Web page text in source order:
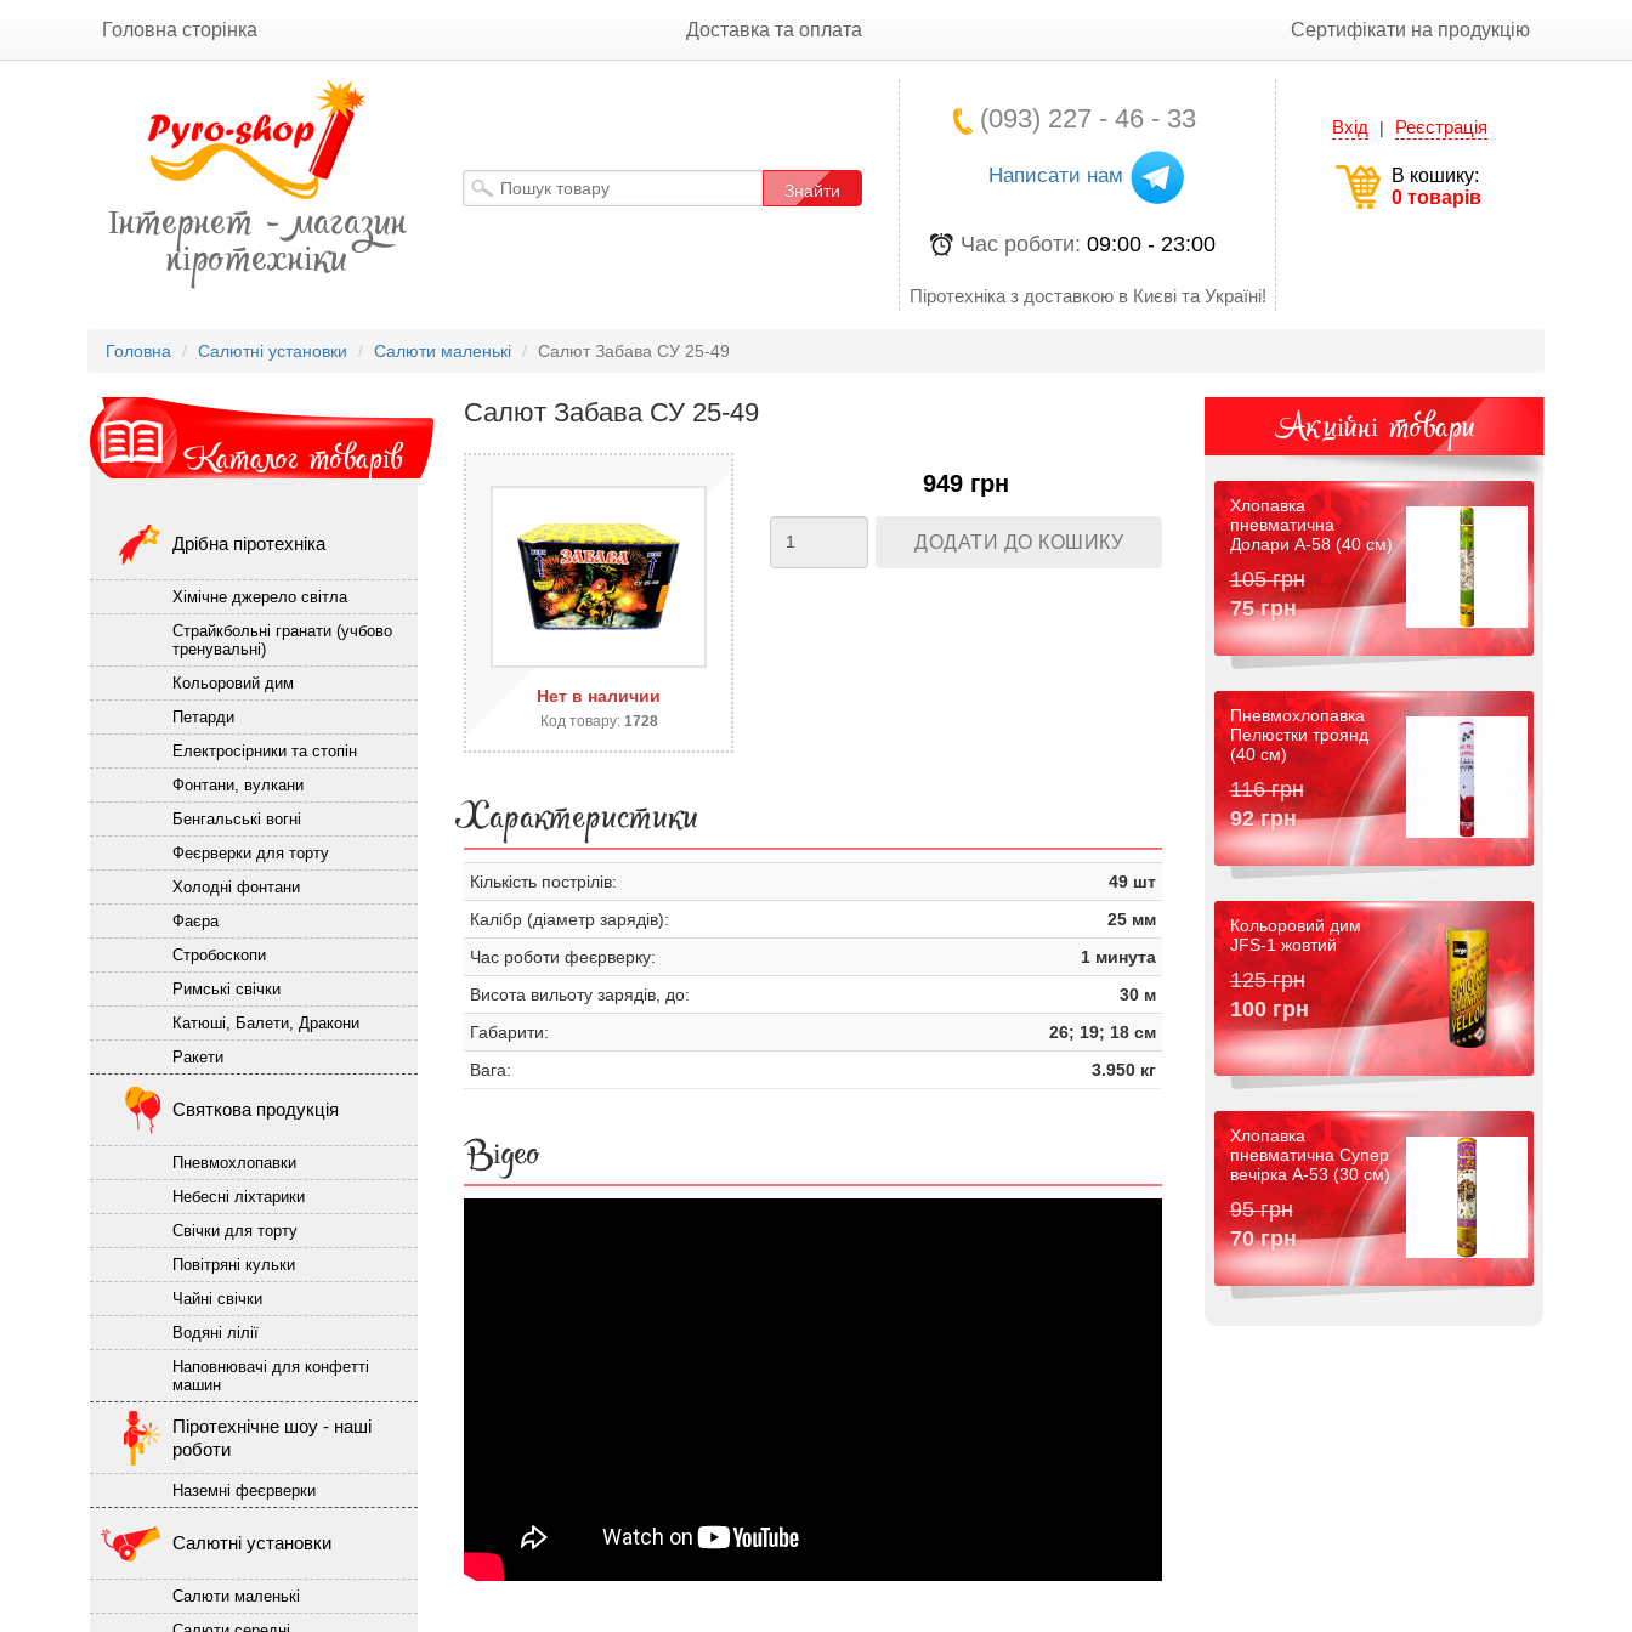
Головна сторінка Доставка та оплата Сертифікати на продукцію
Інтернет - магазин
піротехніки
Знайти
(093) 227 - 46 - 33
Написати нам
Час роботи: 09:00 - 23:00
Піротехніка з доставкою в Києві та Україні!
Вхід | Реєстрація
В кошику:
0 товарів
Головна Салютні установки Салюти маленькі Салют Забава СУ 25-49
Каталог товарів
Дрібна піротехніка
Хімічне джерело світла
Страйкбольні гранати (учбово
тренувальні)
Кольоровий дим
Петарди
Електросірники та стопін
Фонтани, вулкани
Бенгальські вогні
Феєрверки для торту
Холодні фонтани
Фаєра
Стробоскопи
Римські свічки
Катюші, Балети, Дракони
Ракети
Святкова продукція
Пневмохлопавки
Небесні ліхтарики
Свічки для торту
Повітряні кульки
Чайні свічки
Водяні лілії
Наповнювачі для конфетті
машин
Піротехнічне шоу - наші
роботи
Наземні феєрверки
Салютні установки
Салюти маленькі
Салют Забава СУ 25-49
Нет в наличии
Код товару: 1728
949 грн
ДОДАТИ ДО КОШИКУ
Характеристики
Кількість пострілів:
49 шт
Калібр (діаметр зарядів):
25 мм
Час роботи феєрверку:
1 минута
Висота вильоту зарядів, до:
30 м
Габарити:
26; 19; 18 см
Вага:
3.950 кг
Відео
Акційні товари
Хлопавка
пневматична
Долари A-58 (40 см)
105 грн
75 грн
Пневмохлопавка
Пелюстки троянд
(40 см)
116 грн
92 грн
Кольоровий дим
JFS-1 жовтий
125 грн
100 грн
Хлопавка
пневматична Супер
вечірка A-53 (30 см)
95 грн
70 грн